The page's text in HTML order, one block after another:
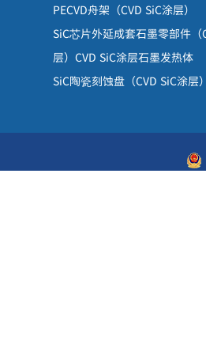
PECVD舟架 （CVD SiC涂层）
SiC芯片外延成套石墨零部件（
层） CVD SiC涂层石墨发热体
SiC陶瓷刻蚀盘（CVD SiC涂层